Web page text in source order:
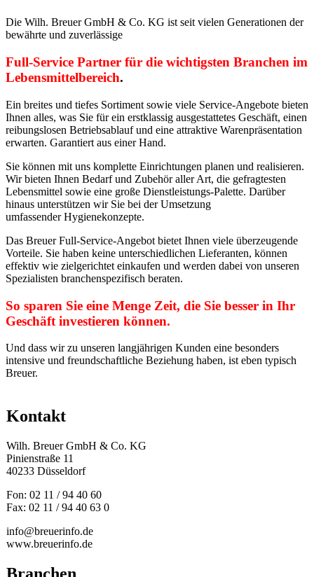
Die Wilh. Breuer GmbH & Co. KG ist seit vielen Generationen der
bewährte und zuverlässige
Full-Service Partner für die wichtigsten Branchen im
Lebensmittelbereich.
Ein breites und tiefes Sortiment sowie viele Service-Angebote bieten
Ihnen alles, was Sie für ein erstklassig ausgestattetes Geschäft, einen
reibungslosen Betriebsablauf und eine attraktive Warenpräsentation
erwarten. Garantiert aus einer Hand.
Sie können mit uns komplette Einrichtungen planen und realisieren.
Wir bieten Ihnen Bedarf und Zubehör aller Art, die gefragtesten
Lebensmittel sowie eine große Dienstleistungs-Palette. Darüber
hinaus unterstützen wir Sie bei der Umsetzung
umfassender Hygienekonzepte.
Das Breuer Full-Service-Angebot bietet Ihnen viele überzeugende
Vorteile. Sie haben keine unterschiedlichen Lieferanten, können
effektiv wie zielgerichtet einkaufen und werden dabei von unseren
Spezialisten branchenspezifisch beraten.
So sparen Sie eine Menge Zeit, die Sie besser in Ihr
Geschäft investieren können.
Und dass wir zu unseren langjährigen Kunden eine besonders
intensive und freundschaftliche Beziehung haben, ist eben typisch
Breuer.
Kontakt
Wilh. Breuer GmbH & Co. KG
Pinienstraße 11
40233 Düsseldorf
Fon: 02 11 / 94 40 60
Fax: 02 11 / 94 40 63 0
info@breuerinfo.de
www.breuerinfo.de
Branchen